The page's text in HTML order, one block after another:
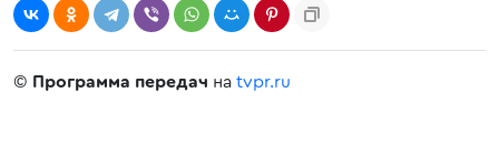
© Программа передач на tvpr.ru